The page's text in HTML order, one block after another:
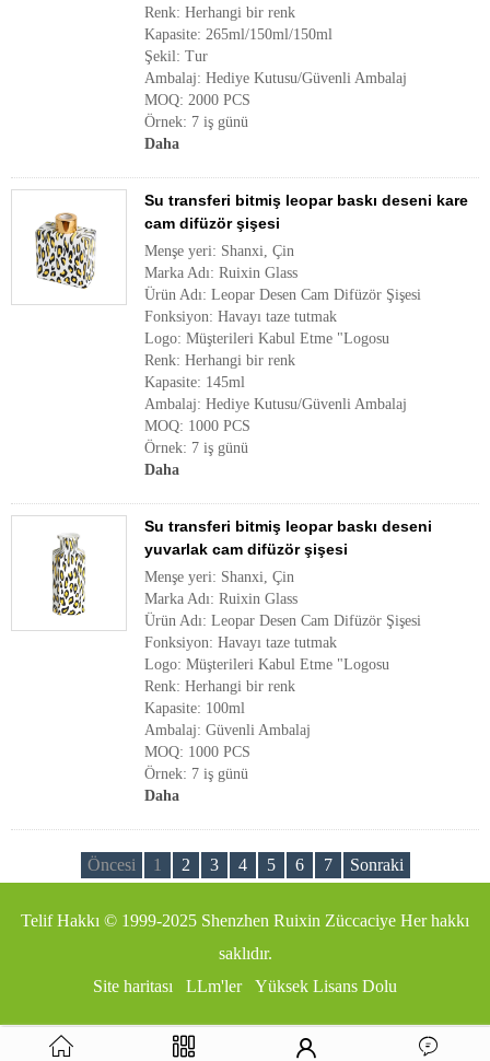
Renk: Herhangi bir renk
Kapasite: 265ml/150ml/150ml
Şekil: Tur
Ambalaj: Hediye Kutusu/Güvenli Ambalaj
MOQ: 2000 PCS
Örnek: 7 iş günü
Daha
Su transferi bitmiş leopar baskı deseni kare
cam difüzör şişesi
Menşe yeri: Shanxi, Çin
Marka Adı: Ruixin Glass
Ürün Adı: Leopar Desen Cam Difüzör Şişesi
Fonksiyon: Havayı taze tutmak
Logo: Müşterileri Kabul Etme "Logosu
Renk: Herhangi bir renk
Kapasite: 145ml
Ambalaj: Hediye Kutusu/Güvenli Ambalaj
MOQ: 1000 PCS
Örnek: 7 iş günü
Daha
Su transferi bitmiş leopar baskı deseni
yuvarlak cam difüzör şişesi
Menşe yeri: Shanxi, Çin
Marka Adı: Ruixin Glass
Ürün Adı: Leopar Desen Cam Difüzör Şişesi
Fonksiyon: Havayı taze tutmak
Logo: Müşterileri Kabul Etme "Logosu
Renk: Herhangi bir renk
Kapasite: 100ml
Ambalaj: Güvenli Ambalaj
MOQ: 1000 PCS
Örnek: 7 iş günü
Daha
Öncesi 1 2 3 4 5 6 7 Sonraki
Telif Hakkı © 1999-2025 Shenzhen Ruixin Züccaciye Her hakkı
saklıdır.
Site haritası
LLm'ler Yüksek Lisans Dolu